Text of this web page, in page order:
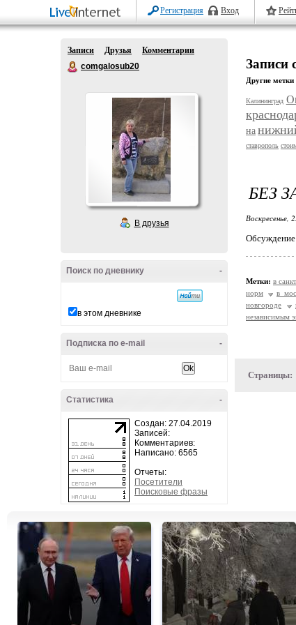
Регистрация Вход
Записи Друзья
Комментарии
comgalosub20
В друзья
-
Поиск по дневнику
в этом дневнике
-
Подписка по e-mail
-
Статистика
Создан: 27.04.2019
Записей:
Комментариев:
Написано: 6565
Отчеты:
Посетители
Поисковые фразы
Записи
Другие метки
Калининград
на
ставрополь
БЕЗ
Воскресенье,
Метки: в
норм
в
новгороде
независимым
Страницы: